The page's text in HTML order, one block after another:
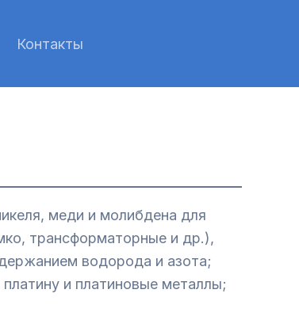
Контакты
меди и молибдена для
трансформаторные и др.),
водорода и азота;
и платиновые металлы;